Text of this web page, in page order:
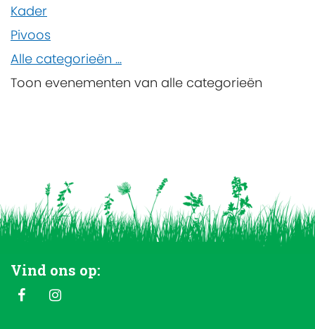
Kader
Pivoos
Alle categorieën ...
Toon evenementen van alle categorieën
Vind ons op: